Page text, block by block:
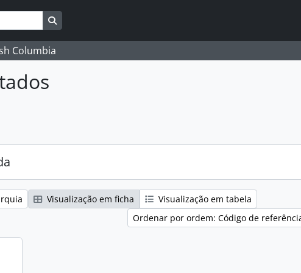
Search in browse page
Columbia
Visualização em ficha
Visualização em tabela
Ordenar por ordem: Código de